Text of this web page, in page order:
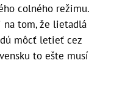
colného režimu.
na tom, že lietadlá
môcť letieť cez
to ešte musí